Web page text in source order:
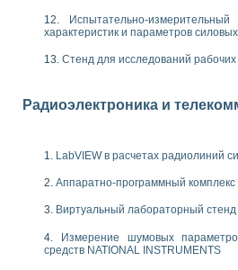
стенды
стенда по измерению профиля
комплексы для вузов,
WORKBENCH-MULTISIM для
теории коммутации
для создания лабораторного
«Изучение магнитных свойств
интерфейсов обмена по протоколам
Испытательно-
характеристик и параметров
Стенд для исследований
Радиоэлектроника и
LabVIEW в расчетах радиолиний
Аппаратно-программный
Виртуальный лабораторный
Измерение шумовых
средств NATIONAL INSTRUMENTS